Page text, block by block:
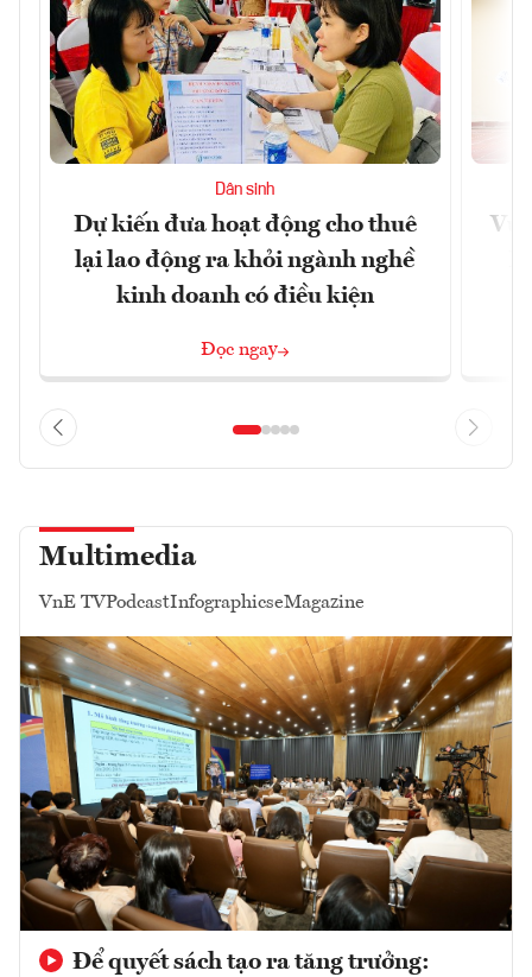
Dân sinh
Dự kiến đưa hoạt động cho thuê
lại lao động ra khỏi ngành nghề
kinh doanh có điều kiện
Đọc ngay
Multimedia
VnE TVPodcastInfographicseMagazine
Để quyết sách tạo ra tăng trưởng: